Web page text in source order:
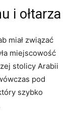
i ołtarza
miał związać
miejscowość
stolicy Arabii
pod
szybko